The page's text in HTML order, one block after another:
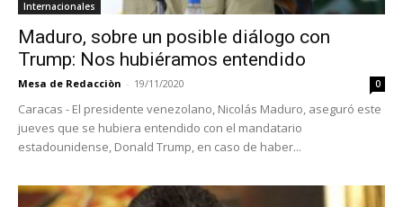
Internacionales
Maduro, sobre un posible diálogo con
Trump: Nos hubiéramos entendido
Mesa de Redacciòn - 19/11/2020 0
Caracas - El presidente venezolano, Nicolás Maduro, aseguró este
jueves que se hubiera entendido con el mandatario
estadounidense, Donald Trump, en caso de haber...